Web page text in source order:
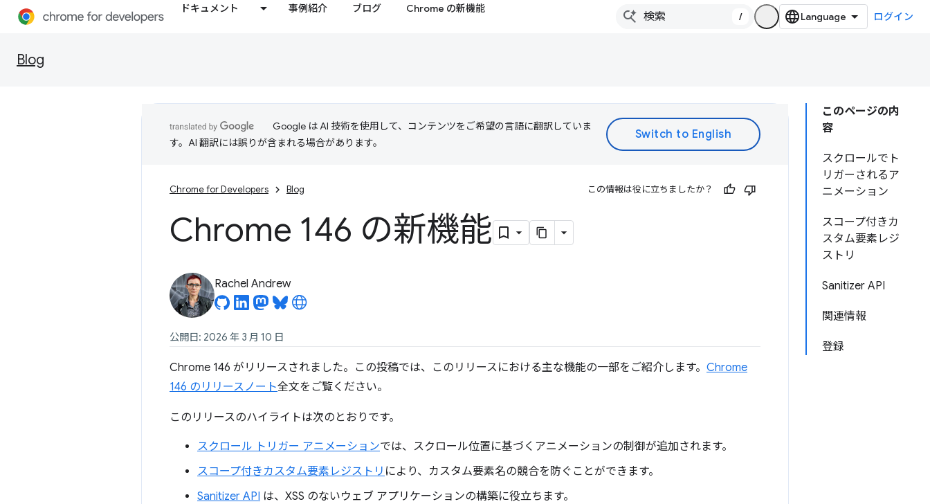
ドキュメント 事例紹介 ブログ Chrome の新機能
/ ログイン
Blog
このページの内
容
スクロールでト
リガーされるア
ニメーション
スコープ付きカ
スタム要素レジ
ストリ
Sanitizer API
関連情報
登録
Google は AI 技術を使用して、コンテンツをご希望の言語に翻訳していま
す。AI 翻訳には誤りが含まれる場合があります。
Chrome for Developers Blog この情報は役に立ちましたか？
Chrome 146 の新機能
Rachel Andrew
公開日: 2026 年 3 月 10 日
Chrome 146 がリリースされました。この投稿では、このリリースにおける主な機能の一部をご紹介します。 Chrome
146 のリリースノート全文をご覧ください。
このリリースのハイライトは次のとおりです。
スクロール トリガー アニメーションでは、スクロール位置に基づくアニメーションの制御が追加されます。
スコープ付きカスタム要素レジストリ により、カスタム要素名の競合を防ぐことができます。
Sanitizer API は、XSS のないウェブ アプリケーションの構築に役立ちます。